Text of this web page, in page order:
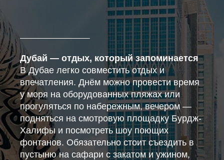
Дубай — отдых, который запоминается
В Дубае легко совместить отдых и
впечатления. Днём можно провести время
у моря на оборудованных пляжах или
прогуляться по набережным, вечером —
подняться на смотровую площадку Бурдж-
Халифы и посмотреть шоу поющих
фонтанов. Обязательно стоит съездить в
пустыню на сафари с закатом и ужином,